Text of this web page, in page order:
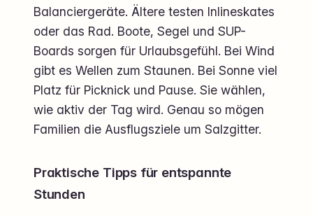
Balanciergeräte. Ältere testen Inlineskates
oder das Rad. Boote, Segel und SUP-
Boards sorgen für Urlaubsgefühl. Bei Wind
gibt es Wellen zum Staunen. Bei Sonne viel
Platz für Picknick und Pause. Sie wählen,
wie aktiv der Tag wird. Genau so mögen
Familien die Ausflugsziele um Salzgitter.
Praktische Tipps für entspannte
Stunden